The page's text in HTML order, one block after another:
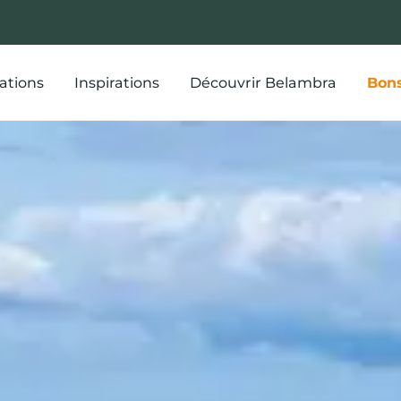
Inspirations Découvrir Belambra
surf en